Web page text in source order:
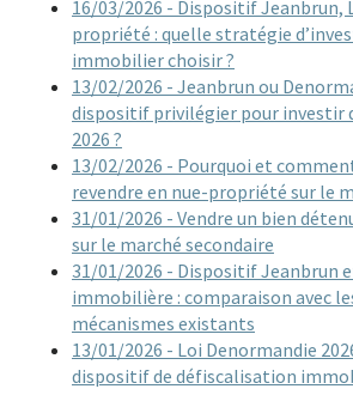
16/03/2026 - Dispositif Jeanbrun,
propriété : quelle stratégie
immobilier choisir ?
13/02/2026 - Jeanbrun ou
dispositif privilégier pour investir
2026 ?
13/02/2026 - Pourquoi et
revendre en nue-propriété sur le
31/01/2026 - Vendre un bien
sur le marché secondaire
31/01/2026 - Dispositif Jeanbrun
immobilière : comparaison avec
mécanismes existants
13/01/2026 - Loi Denormandie
dispositif de défiscalisation